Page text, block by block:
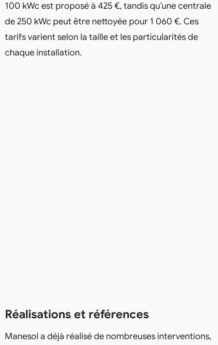
100 kWc est proposé à 425 €, tandis qu’une centrale
de 250 kWc peut être nettoyée pour 1 060 €. Ces
tarifs varient selon la taille et les particularités de
chaque installation.
Réalisations et références
Manesol a déjà réalisé de nombreuses interventions,